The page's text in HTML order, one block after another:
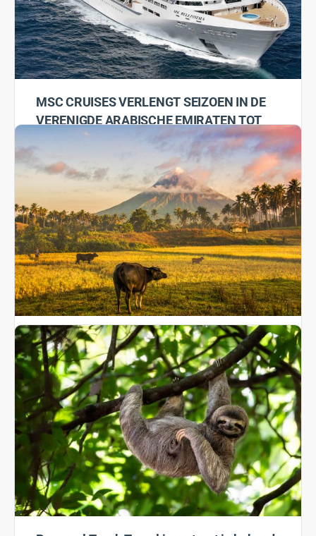
7 februari 2022
MSC CRUISES VERLENGT SEIZOEN IN DE
VERENIGDE ARABISCHE EMIRATEN TOT
EIND JUNI 2022
De MSC Bellissima sluit haar seizoen in de Rode Zee af
zoals gepland en vervangt de MSC Virtuosa vanaf 2
april met cruises naar Dubai,…
MSC
4 februari 2022
Joy voor Joy
We hebben weer een winnaar! De geluksvogel die aan
de haal gaat met het cadeaupakket van de Filipijnen,
gevuld met Rituals gift voucher, reisgids en…
Rosanne
3 februari 2022